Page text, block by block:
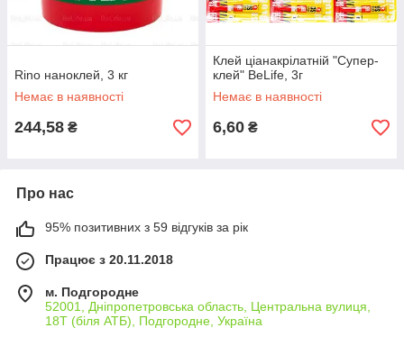
Rino наноклей, 3 кг
Немає в наявності
244,58 ₴
Клей ціанакрілатній "Супер-
клей" BeLife, 3г
Немає в наявності
6,60 ₴
Про нас
95% позитивних з 59 відгуків за рік
Працює з 20.11.2018
м. Подгородне
52001, Дніпропетровська область, Центральна вулиця,
18Т (біля АТБ), Подгородне, Україна